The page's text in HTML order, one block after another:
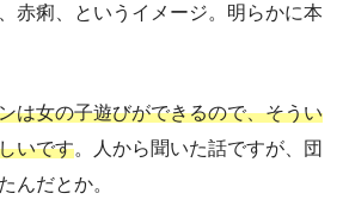
赤痢、というイメージ。明らかに本
は女の子遊びができるので、そうい
いです。人から聞いた話ですが、団
んだとか。